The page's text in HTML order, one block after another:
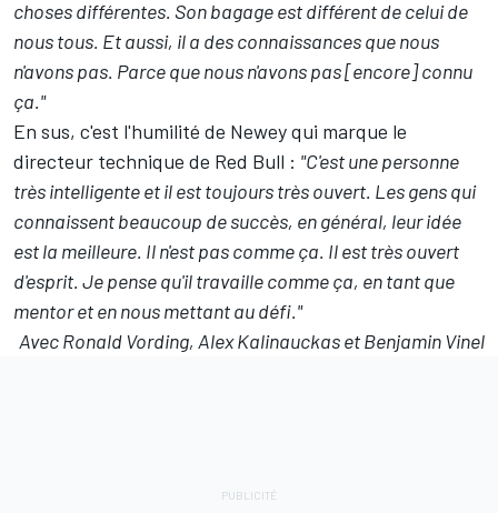
choses différentes. Son bagage est différent de celui de
nous tous. Et aussi, il a des connaissances que nous
n'avons pas. Parce que nous n'avons pas [encore] connu
ça."
En sus, c'est l'humilité de Newey qui marque le
directeur technique de Red Bull : "C'est une personne
très intelligente et il est toujours très ouvert. Les gens qui
connaissent beaucoup de succès, en général, leur idée
est la meilleure. Il n'est pas comme ça. Il est très ouvert
d'esprit. Je pense qu'il travaille comme ça, en tant que
mentor et en nous mettant au défi."
Avec Ronald Vording, Alex Kalinauckas et Benjamin Vinel